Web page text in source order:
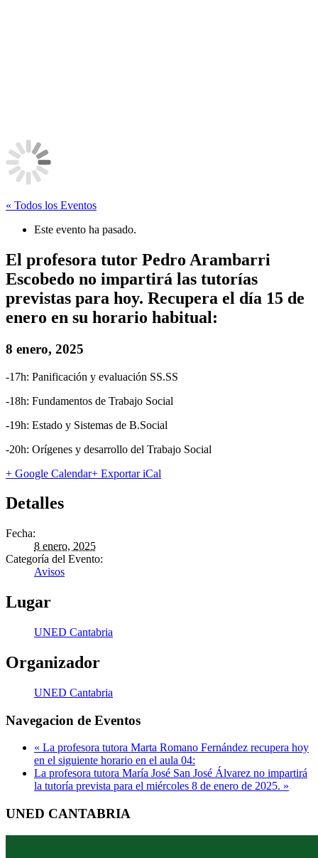
« Todos los Eventos
Este evento ha pasado.
El profesora tutor Pedro Arambarri
Escobedo no impartirá las tutorías
previstas para hoy. Recupera el día 15 de
enero en su horario habitual:
8 enero, 2025
-17h: Panificación y evaluación SS.SS
-18h: Fundamentos de Trabajo Social
-19h: Estado y Sistemas de B.Social
-20h: Orígenes y desarrollo del Trabajo Social
+ Google Calendar+ Exportar iCal
Detalles
Fecha:
8 enero, 2025
Categoría del Evento:
Avisos
Lugar
UNED Cantabria
Organizador
UNED Cantabria
Navegacion de Eventos
« La profesora tutora Marta Romano Fernández recupera hoy
en el siguiente horario en el aula 04:
La profesora tutora María José San José Álvarez no impartirá
la tutoría prevista para el miércoles 8 de enero de 2025. »
UNED CANTABRIA